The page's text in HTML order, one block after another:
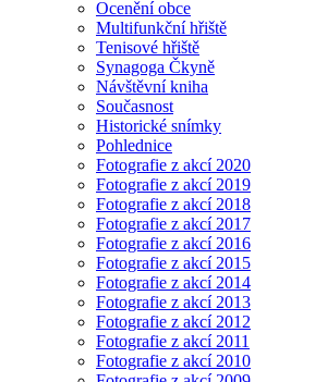
Ocenění obce
Multifunkční hřiště
Tenisové hřiště
Synagoga Čkyně
Návštěvní kniha
Současnost
Historické snímky
Pohlednice
Fotografie z akcí 2020
Fotografie z akcí 2019
Fotografie z akcí 2018
Fotografie z akcí 2017
Fotografie z akcí 2016
Fotografie z akcí 2015
Fotografie z akcí 2014
Fotografie z akcí 2013
Fotografie z akcí 2012
Fotografie z akcí 2011
Fotografie z akcí 2010